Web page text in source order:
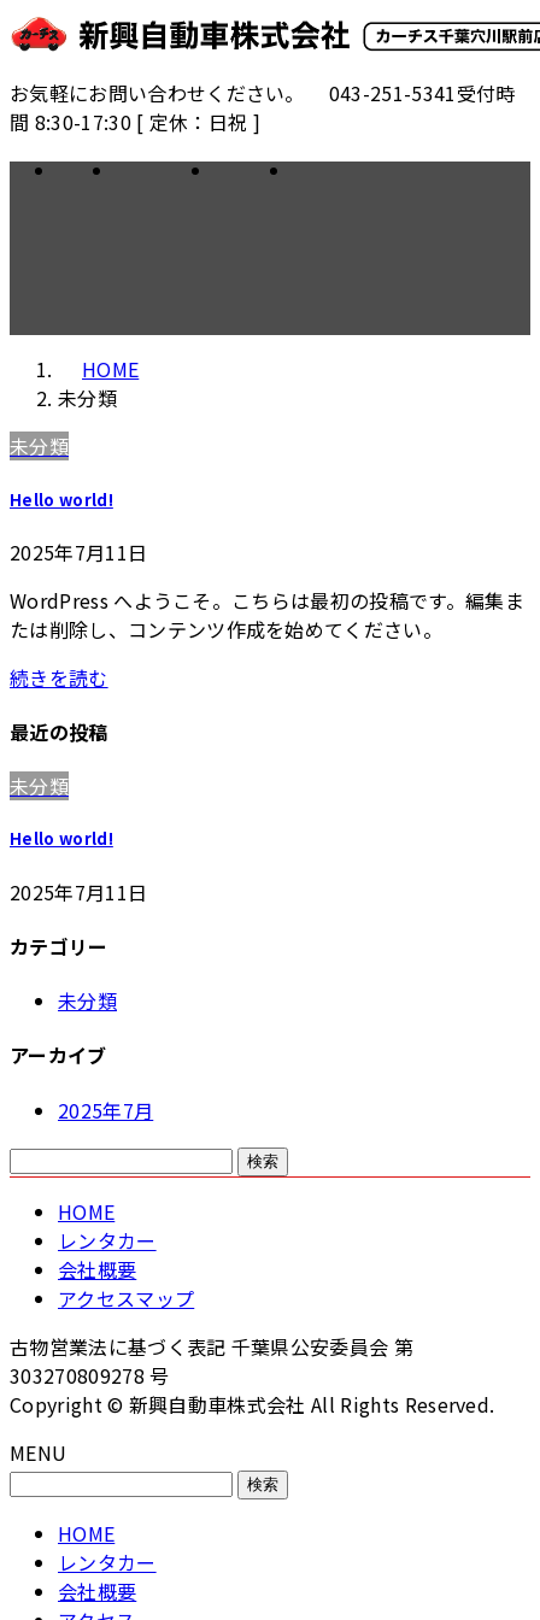
コ
ン
テ
ン
ツ
へ
ナ
ビ
ゲ
ー
シ
ョ
お気軽にお問い合わせください。 043-251-5341受付時
間 8:30-17:30 [ 定休：日祝 ]
HOMEレンタカー会社概要アクセス
HOME
未分類
未分類
Hello world!
2025年7月11日
WordPress へようこそ。こちらは最初の投稿です。編集ま
たは削除し、コンテンツ作成を始めてください。
続きを読む
最近の投稿
未分類
Hello world!
2025年7月11日
カテゴリー
未分類
アーカイブ
2025年7月
検
索:
HOME
レンタカー
会社概要
アクセスマップ
古物営業法に基づく表記 千葉県公安委員会 第
303270809278 号
Copyright © 新興自動車株式会社 All Rights Reserved.
MENU
検
HOME
レンタカー
会社概要